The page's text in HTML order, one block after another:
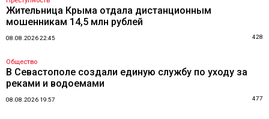
Жительница Крыма отдала дистанционным
мошенникам 14,5 млн рублей
08.08.2026 22:45 428
Общество
В Севастополе создали единую службу по уходу за
реками и водоемами
08.08.2026 19:57 477